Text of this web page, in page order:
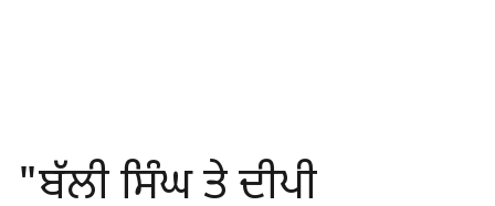
"ਬੱਲੀ ਸਿੰਘ ਤੇ ਦੀਪੀ